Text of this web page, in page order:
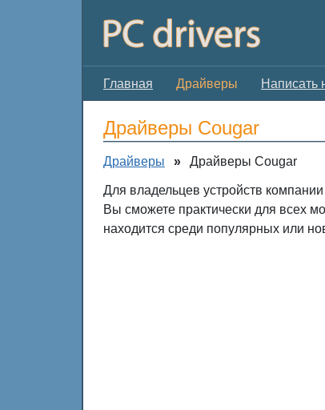
Главная Драйверы Написать
Драйверы Cougar
Драйверы » Драйверы Cougar
Для владельцев устройств
Вы сможете практически для всех
находится среди популярных или